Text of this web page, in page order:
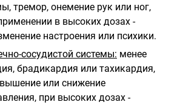
тремор, онемение рук или ног,
в высоких дозах -
настроения или психики.
сосудистой системы: менее
брадикардия или тахикардия,
или снижение
при высоких дозах -